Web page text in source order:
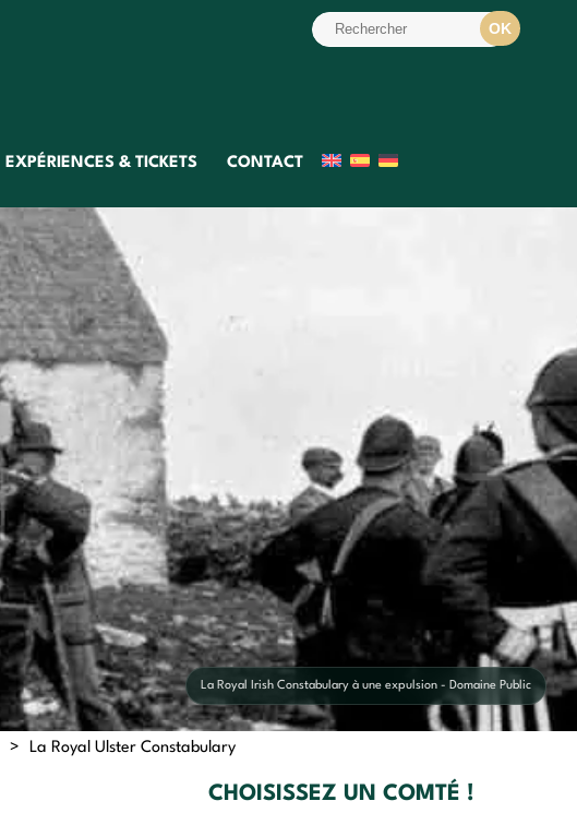
EXPÉRIENCES & TICKETS CONTACT
La Royal Irish Constabulary à une expulsion - Domaine Public
> La Royal Ulster Constabulary
CHOISISSEZ UN COMTÉ !